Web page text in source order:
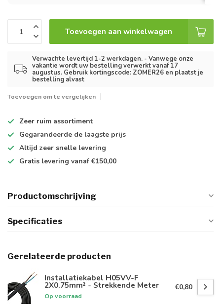
Toevoegen aan winkelwagen
Verwachte levertijd 1-2 werkdagen. - Vanwege onze
vakantie wordt uw bestelling verwerkt vanaf 17
augustus. Gebruik kortingscode: ZOMER26 en plaatst je
bestelling alvast
Toevoegen om te vergelijken
Zeer ruim assortiment
Gegarandeerde de laagste prijs
Altijd zeer snelle levering
Gratis levering vanaf €150,00
Productomschrijving
Specificaties
Gerelateerde producten
Installatiekabel H05VV-F
2X0.75mm² - Strekkende Meter
Op voorraad
€0,80